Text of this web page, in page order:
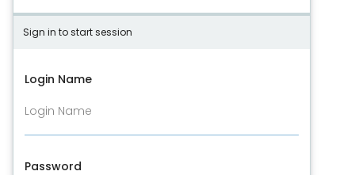
Sign in to start session
Login Name
Password